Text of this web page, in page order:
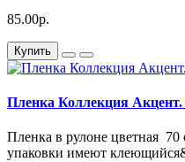
85.00р.
Купить
Пленка Коллекция
Пленка в рулоне цветная
упаковки имеют